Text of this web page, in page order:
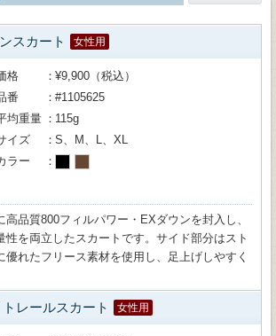
スカート 女性用
格
¥9,900（税込）
番
#1105625
均重量
115g
イズ
S、M、L、XL
ラー
高品質800フィルパワー・EXダウンを封入し、
性を両立したスカートです。サイド部分はスト
優れたフリース素材を使用し、足上げしやすく
レールスカート 女性用